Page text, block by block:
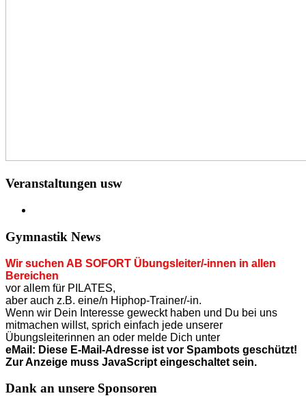
Veranstaltungen usw
Gymnastik News
Wir suchen AB SOFORT Übungsleiter/-innen in allen
Bereichen
vor allem für PILATES,
aber auch z.B. eine/n Hiphop-Trainer/-in.
Wenn wir Dein Interesse geweckt haben und Du bei uns
mitmachen willst, sprich einfach jede unserer
Übungsleiterinnen an oder melde Dich unter
eMail: Diese E-Mail-Adresse ist vor Spambots geschützt!
Zur Anzeige muss JavaScript eingeschaltet sein.
Dank an unsere Sponsoren